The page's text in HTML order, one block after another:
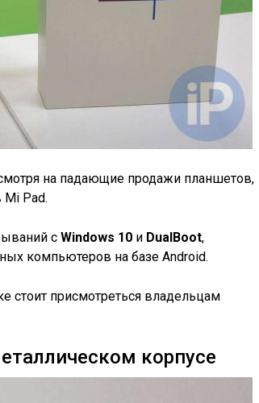
на падающие продажи планшетов,
Pad.
с Windows 10 и DualBoot,
компьютеров на базе Android.
стоит присмотреться владельцам
корпусе